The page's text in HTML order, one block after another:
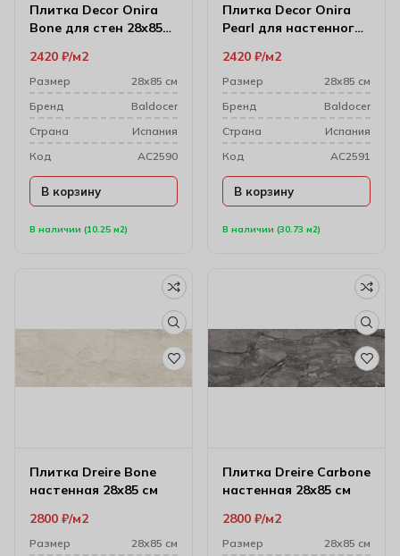
Плитка Decor Onira
Bone для стен 28х85
В наличии (10.25 м2)
2420 ₽ м2
Размер
28х85 см
Бренд
Baldocer
Cтрана
Испания
Код
AC2590
В корзину
Плитка Decor Onira
Pearl для настенного
В наличии (30.73 м2)
2420 ₽ м2
Размер
28х85 см
Бренд
Baldocer
Cтрана
Испания
Код
AC2591
В корзину
Плитка Dreire Bone
настенная 28х85 см
2800 ₽ м2
Размер
28х85 см
Плитка Dreire Carbone
настенная 28х85 см
2800 ₽ м2
Размер
28х85 см